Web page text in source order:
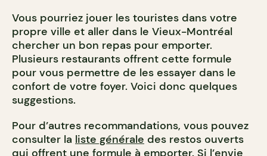
Vous pourriez jouer les touristes dans votre
propre ville et aller dans le Vieux-Montréal
chercher un bon repas pour emporter.
Plusieurs restaurants offrent cette formule
pour vous permettre de les essayer dans le
confort de votre foyer. Voici donc quelques
suggestions.
Pour d’autres recommandations, vous pouvez
consulter la liste générale des restos ouverts
qui offrent une formule à emporter. Si l’envie